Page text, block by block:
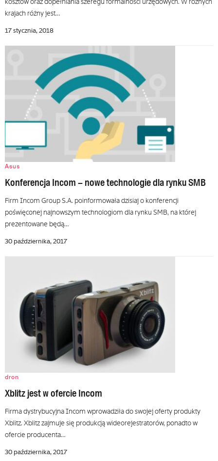
krajach różny jest…
17 stycznia, 2018
Asus
Konferencja Incom – nowe technologie dla rynku SMB
Firm Incom Group S.A. poinformowała dzisiaj o konferencji
poświęconej najnowszym technologiom dla rynku SMB, na której
prezentowane będą…
30 października, 2017
dron
Xblitz jest w ofercie Incom
Firma dystrybucyjna Incom wprowadziła do swojej oferty produkty
Xblitz. Xblitz zajmuje się produkcją wideorejestratorów, ponadto w
ofercie producenta…
30 października, 2017